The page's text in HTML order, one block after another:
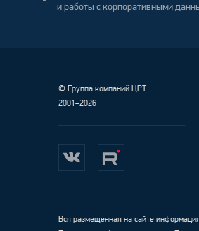
и работы с корпоративными
© Группа компаний ЦРТ
2001–2026
Вся размещенная на сайте